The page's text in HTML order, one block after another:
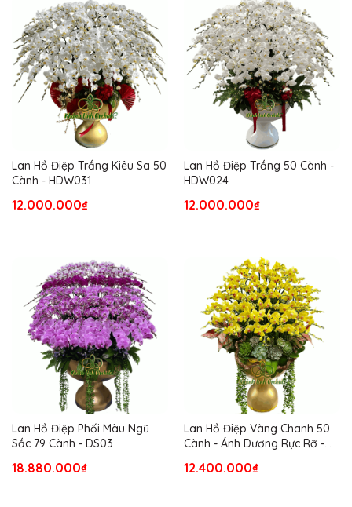
Lan Hồ Điệp Trắng Kiêu Sa 50
Cành - HDW031
12.000.000₫
Lan Hồ Điệp Trắng 50 Cành -
HDW024
12.000.000₫
Lan Hồ Điệp Phối Màu Ngũ
Sắc 79 Cành - DS03
18.880.000₫
Lan Hồ Điệp Vàng Chanh 50
Cành - Ánh Dương Rực Rỡ -
12.400.000₫